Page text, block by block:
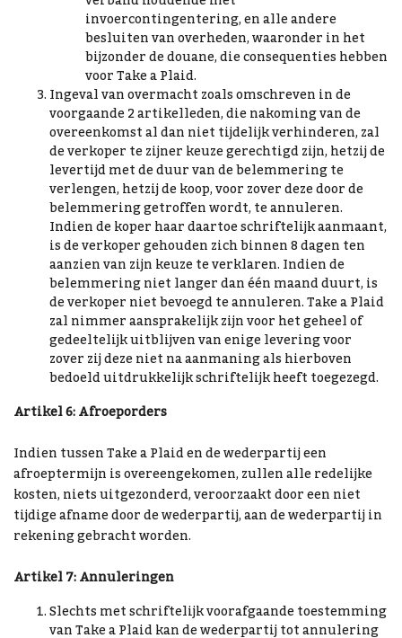
invoercontingentering, en alle andere
besluiten van overheden, waaronder in het
bijzonder de douane, die consequenties hebben
voor Take a Plaid.
Ingeval van overmacht zoals omschreven in de
voorgaande 2 artikelleden, die nakoming van de
overeenkomst al dan niet tijdelijk verhinderen, zal
de verkoper te zijner keuze gerechtigd zijn, hetzij de
levertijd met de duur van de belemmering te
verlengen, hetzij de koop, voor zover deze door de
belemmering getroffen wordt, te annuleren.
Indien de koper haar daartoe schriftelijk aanmaant,
is de verkoper gehouden zich binnen 8 dagen ten
aanzien van zijn keuze te verklaren. Indien de
belemmering niet langer dan één maand duurt, is
de verkoper niet bevoegd te annuleren. Take a Plaid
zal nimmer aansprakelijk zijn voor het geheel of
gedeeltelijk uitblijven van enige levering voor
zover zij deze niet na aanmaning als hierboven
bedoeld uitdrukkelijk schriftelijk heeft toegezegd.
Artikel 6: Afroeporders
Indien tussen Take a Plaid en de wederpartij een
afroeptermijn is overeengekomen, zullen alle redelijke
kosten, niets uitgezonderd, veroorzaakt door een niet
tijdige afname door de wederpartij, aan de wederpartij in
rekening gebracht worden.
Artikel 7: Annuleringen
Slechts met schriftelijk voorafgaande toestemming
van Take a Plaid kan de wederpartij tot annulering